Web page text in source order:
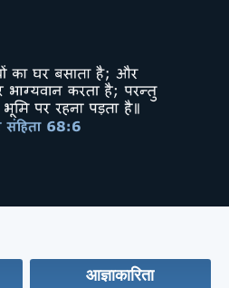
आज्ञाकारिता